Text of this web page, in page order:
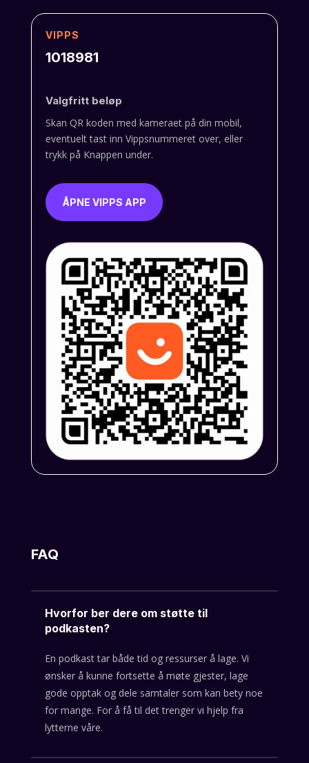
VIPPS
1018981
Valgfritt beløp
Skan QR koden med kameraet på din mobil,
eventuelt tast inn Vippsnummeret over, eller
trykk på Knappen under.
ÅPNE VIPPS APP
FAQ
Hvorfor ber dere om støtte til
podkasten?
En podkast tar både tid og ressurser å lage. Vi
ønsker å kunne fortsette å møte gjester, lage
gode opptak og dele samtaler som kan bety noe
for mange. For å få til det trenger vi hjelp fra
lytterne våre.